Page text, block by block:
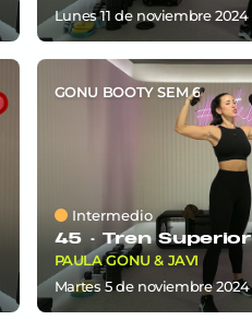
lunes 11 de noviembre 2024
GONU BOOTY SEM 6
Intermedio
45 ·Tren Superior
PAULA GONU & JAVI
martes 5de noviembre 2024